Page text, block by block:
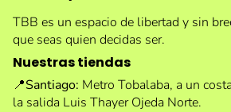
TBB es un espacio de libertad y sin
que seas quien decidas ser.
Nuestras tiendas
📍Santiago: Metro Tobalaba, a un
la salida Luis Thayer Ojeda Norte.